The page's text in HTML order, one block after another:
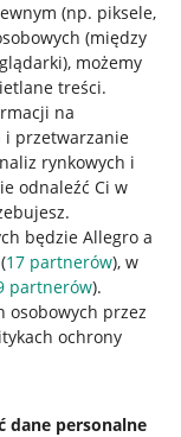
(np. piksele,
(między
, możemy
treści.
na
i przetwarzanie
rynkowych i
odnaleźć Ci w
będzie Allegro a
17 partnerów), w
partnerów).
osobowych przez
ochrony
dane personalne